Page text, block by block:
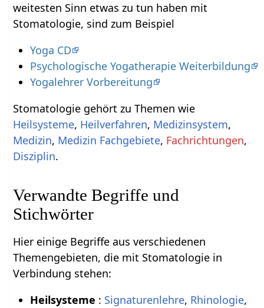
weitesten Sinn etwas zu tun haben mit
Stomatologie, sind zum Beispiel
Yoga CD
Psychologische Yogatherapie Weiterbildung
Yogalehrer Vorbereitung
Stomatologie gehört zu Themen wie
Heilsysteme, Heilverfahren, Medizinsystem,
Medizin, Medizin Fachgebiete, Fachrichtungen,
Disziplin.
Verwandte Begriffe und
Stichwörter
Hier einige Begriffe aus verschiedenen
Themengebieten, die mit Stomatologie in
Verbindung stehen:
Heilsysteme : Signaturenlehre, Rhinologie,